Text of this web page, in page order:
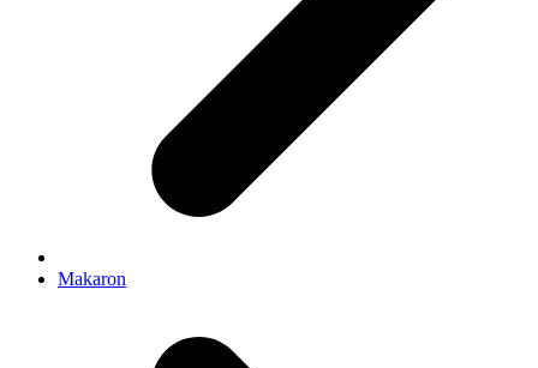
Makaron